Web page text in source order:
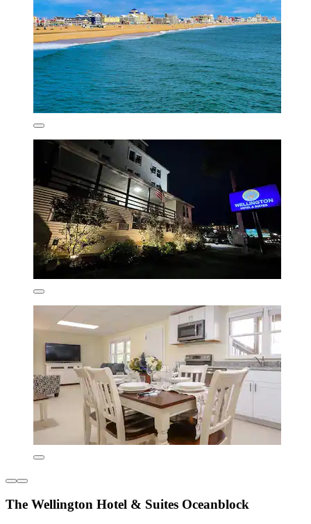
The Wellington Hotel & Suites Oceanblock